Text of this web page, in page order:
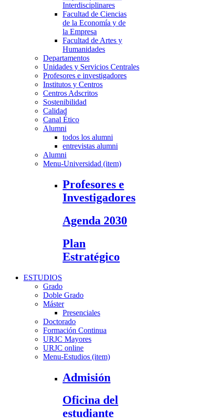
Interdisciplinares
Facultad de Ciencias
de la Economía y de
la Empresa
Facultad de Artes y
Humanidades
Departamentos
Unidades y Servicios Centrales
Profesores e investigadores
Institutos y Centros
Centros Adscritos
Sostenibilidad
Calidad
Canal Ético
Alumni
todos los alumni
entrevistas alumni
Alumni
Menu-Universidad (item)
Profesores e
Investigadores
Agenda 2030
Plan
Estratégico
ESTUDIOS
Grado
Doble Grado
Máster
Presenciales
Doctorado
Formación Continua
URJC Mayores
URJC online
Menu-Estudios (item)
Admisión
Oficina del
estudiante